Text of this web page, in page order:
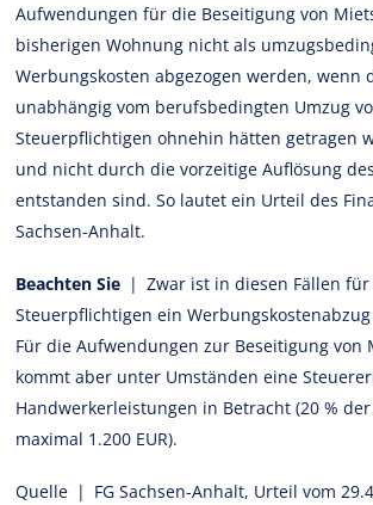
Aufwendungen für die Beseitigung von
bisherigen Wohnung nicht als
Werbungskosten abgezogen werden, wenn
unabhängig vom berufsbedingten Umzug
Steuerpflichtigen ohnehin hätten getragen
und nicht durch die vorzeitige Auflösung
entstanden sind. So lautet ein Urteil des
Sachsen-Anhalt.
Beachten Sie | Zwar ist in diesen Fällen für
Steuerpflichtigen ein
Für die Aufwendungen zur Beseitigung von
kommt aber unter Umständen eine
Handwerkerleistungen in Betracht (20 %
maximal 1.200 EUR).
Quelle | FG Sachsen-Anhalt, Urteil vom